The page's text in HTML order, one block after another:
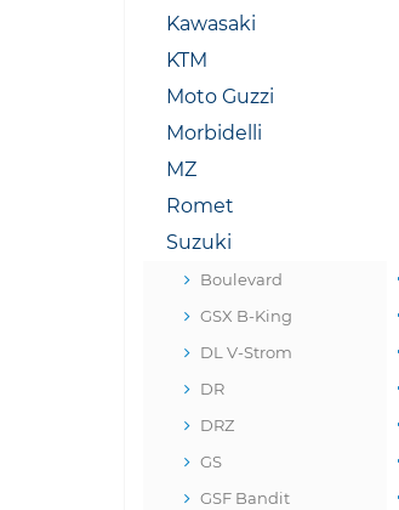
Kawasaki
KTM
Moto Guzzi
Morbidelli
MZ
Romet
Suzuki
Boulevard
GSX B-King
DL V-Strom
DR
DRZ
GS
GSF Bandit